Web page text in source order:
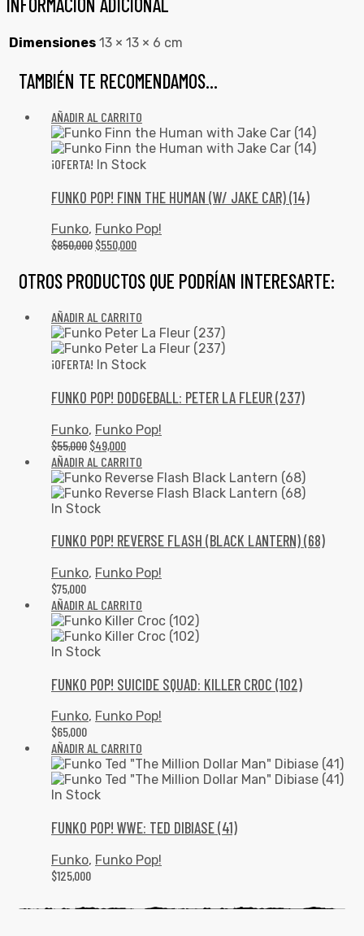
Dimensiones 13 × 13 × 6 cm
TAMBIÉN TE RECOMENDAMOS…
AÑADIR AL CARRITO
¡OFERTA! In Stock
FUNKO POP! FINN THE HUMAN (W/ JAKE CAR) (14)
Funko, Funko Pop!
$850,000 $550,000
OTROS PRODUCTOS QUE PODRÍAN INTERESARTE:
AÑADIR AL CARRITO
¡OFERTA! In Stock
FUNKO POP! DODGEBALL: PETER LA FLEUR (237)
Funko, Funko Pop!
$55,000 $49,000
AÑADIR AL CARRITO
In Stock
FUNKO POP! REVERSE FLASH (BLACK LANTERN) (68)
Funko, Funko Pop!
$75,000
AÑADIR AL CARRITO
In Stock
FUNKO POP! SUICIDE SQUAD: KILLER CROC (102)
Funko, Funko Pop!
$65,000
AÑADIR AL CARRITO
In Stock
FUNKO POP! WWE: TED DIBIASE (41)
Funko, Funko Pop!
$125,000